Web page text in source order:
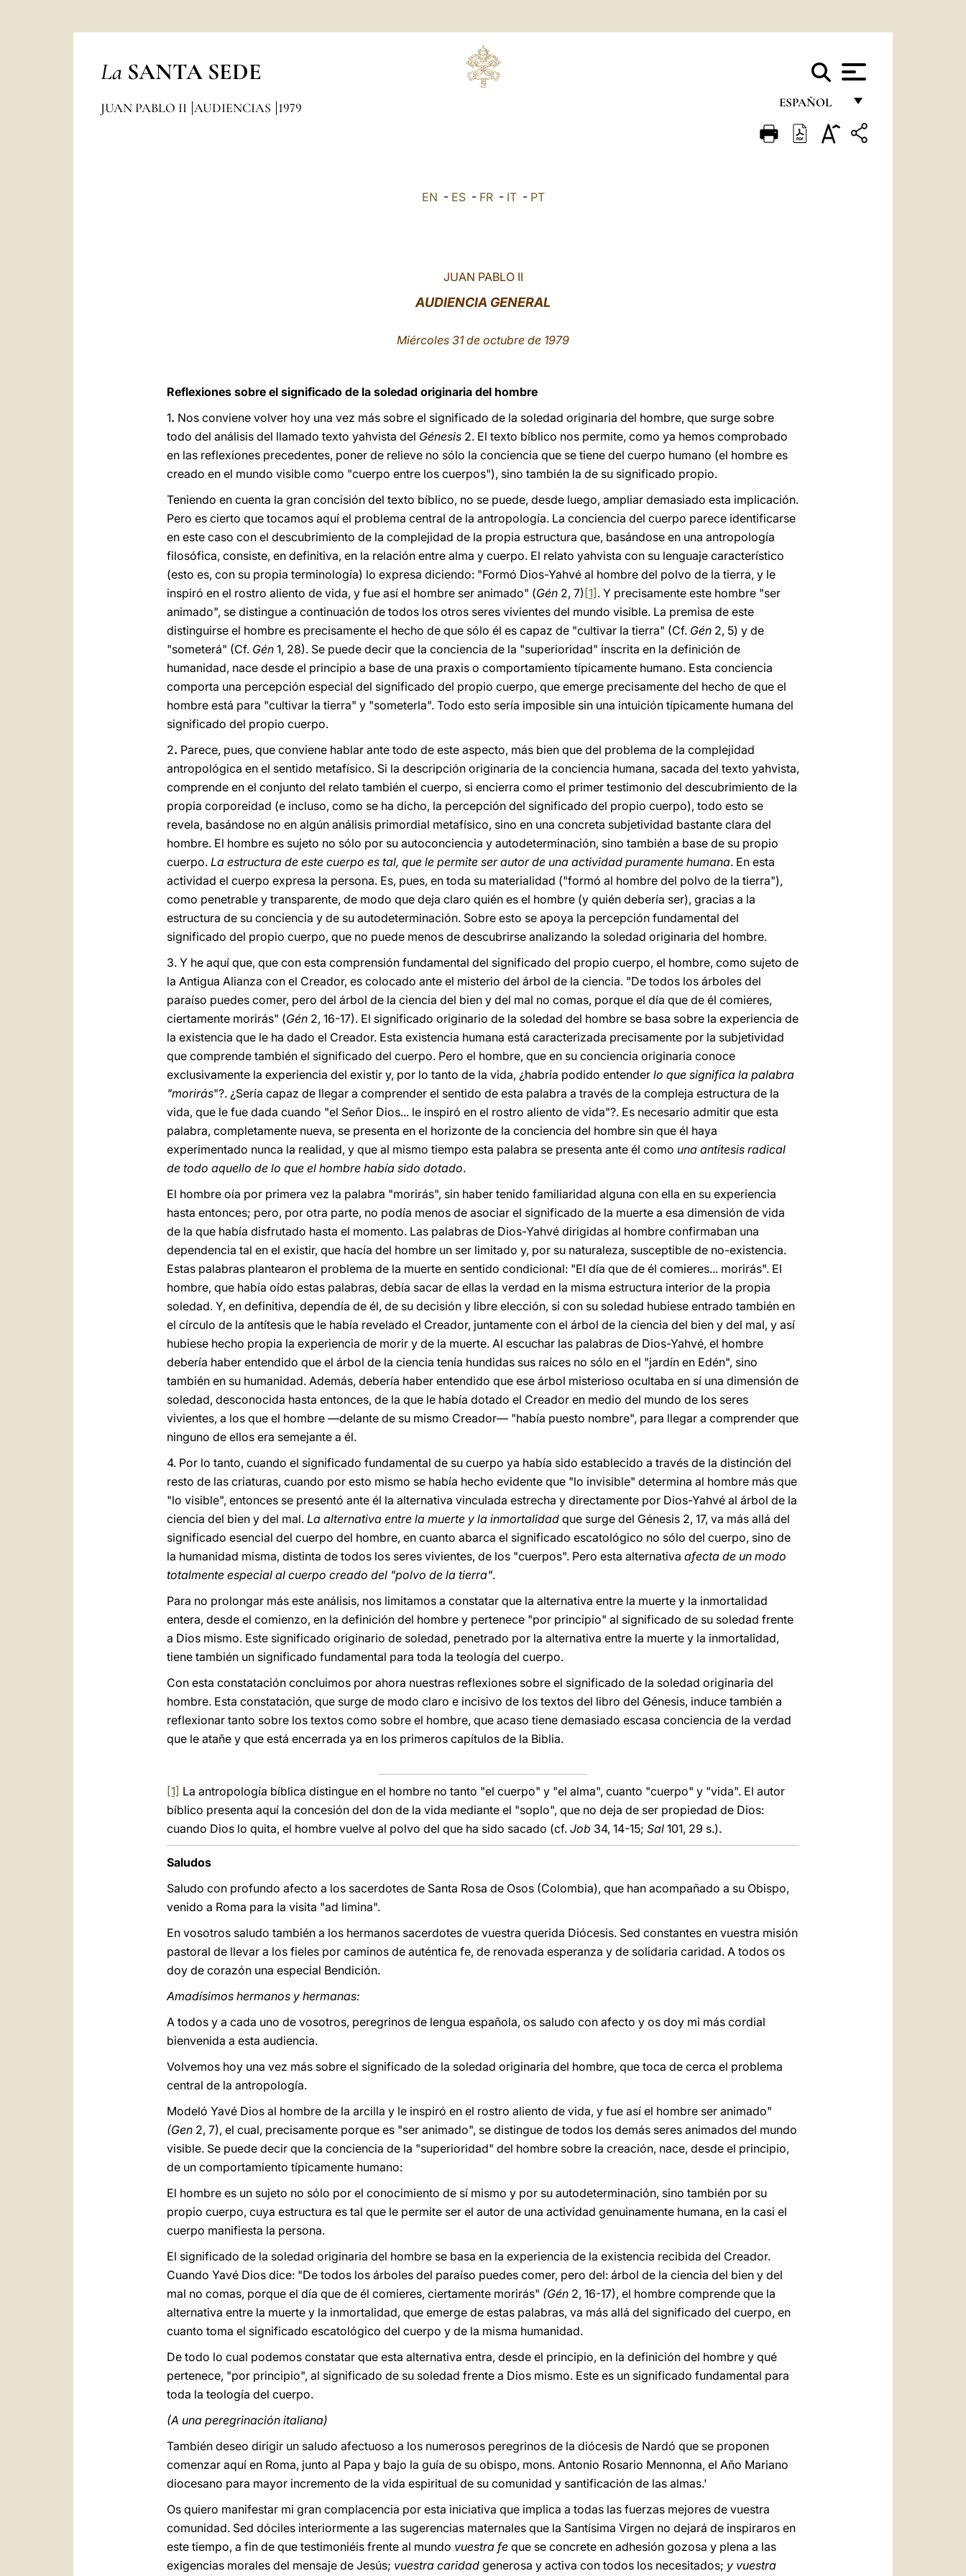
La SANTA SEDE
ESPAÑOL
FRANÇAIS
JUAN PABLO II AUDIENCIAS 1979
EN - ES- FR- IT- PT
JUAN PABLO II
AUDIENCIA GENERAL
Miércoles 31 de octubre de 1979
Reflexiones sobre el significado de la soledad originaria del hombre
1. Nos conviene volver hoy una vez más sobre el significado de la soledad originaria del hombre, que surge sobre
todo del análisis del llamado texto yahvista del Génesis 2. El texto bíblico nos permite, como ya hemos comprobado
en las reflexiones precedentes, poner de relieve no sólo la conciencia que se tiene del cuerpo humano (el hombre es
creado en el mundo visible como "cuerpo entre los cuerpos"), sino también la de su significado propio.
Teniendo en cuenta la gran concisión del texto bíblico, no se puede, desde luego, ampliar demasiado esta implicación.
Pero es cierto que tocamos aquí el problema central de la antropología. La conciencia del cuerpo parece identificarse
en este caso con el descubrimiento de la complejidad de la propia estructura que, basándose en una antropología
filosófica, consiste, en definitiva, en la relación entre alma y cuerpo. El relato yahvista con su lenguaje característico
(esto es, con su propia terminología) lo expresa diciendo: "Formó Dios-Yahvé al hombre del polvo de la tierra, y le
inspiró en el rostro aliento de vida, y fue así el hombre ser animado" (Gén 2, 7) [1] . Y precisamente este hombre "ser
animado", se distingue a continuación de todos los otros seres vivientes del mundo visible. La premisa de este
distinguirse el hombre es precisamente el hecho de que sólo él es capaz de "cultivar la tierra" (Cf. Gén 2, 5) y de
"someterá" (Cf. Gén 1, 28). Se puede decir que la conciencia de la "superioridad" inscrita en la definición de
humanidad, nace desde el principio a base de una praxis o comportamiento típicamente humano. Esta conciencia
comporta una percepción especial del significado del propio cuerpo, que emerge precisamente del hecho de que el
hombre está para "cultivar la tierra" y "someterla". Todo esto sería imposible sin una intuición típicamente humana del
significado del propio cuerpo.
2. Parece, pues, que conviene hablar ante todo de este aspecto, más bien que del problema de la complejidad
antropológica en el sentido metafísico. Si la descripción originaria de la conciencia humana, sacada del texto yahvista,
comprende en el conjunto del relato también el cuerpo, si encierra como el primer testimonio del descubrimiento de la
propia corporeidad (e incluso, como se ha dicho, la percepción del significado del propio cuerpo), todo esto se
revela, basándose no en algún análisis primordial metafísico, sino en una concreta subjetividad bastante clara del
hombre. El hombre es sujeto no sólo por su autoconciencia y autodeterminación, sino también a base de su propio
cuerpo. La estructura de este cuerpo es tal, que le permite ser autor de una actividad puramente humana. En esta
actividad el cuerpo expresa la persona. Es, pues, en toda su materialidad ("formó al hombre del polvo de la tierra"),
como penetrable y transparente, de modo que deja claro quién es el hombre (y quién debería ser), gracias a la
estructura de su conciencia y de su autodeterminación. Sobre esto se apoya la percepción fundamental del
significado del propio cuerpo, que no puede menos de descubrirse analizando la soledad originaria del hombre.
3. Y he aquí que, que con esta comprensión fundamental del significado del propio cuerpo, el hombre, como sujeto de
la Antigua Alianza con el Creador, es colocado ante el misterio del árbol de la ciencia. "De todos los árboles del
paraíso puedes comer, pero del árbol de la ciencia del bien y del mal no comas, porque el día que de él comieres,
ciertamente morirás" (Gén 2, 16-17). El significado originario de la soledad del hombre se basa sobre la experiencia de
la existencia que le ha dado el Creador. Esta existencia humana está caracterizada precisamente por la subjetividad
que comprende también el significado del cuerpo. Pero el hombre, que en su conciencia originaria conoce
exclusivamente la experiencia del existir y, por lo tanto de la vida, ¿habría podido entender lo que significa la palabra
"morirás"?. ¿Sería capaz de llegar a comprender el sentido de esta palabra a través de la compleja estructura de la
vida, que le fue dada cuando "el Señor Dios... le inspiró en el rostro aliento de vida"?. Es necesario admitir que esta
palabra, completamente nueva, se presenta en el horizonte de la conciencia del hombre sin que él haya
experimentado nunca la realidad, y que al mismo tiempo esta palabra se presenta ante él como una antítesis radical
de todo aquello de lo que el hombre había sido dotado.
El hombre oía por primera vez la palabra "morirás", sin haber tenido familiaridad alguna con ella en su experiencia
hasta entonces; pero, por otra parte, no podía menos de asociar el significado de la muerte a esa dimensión de vida
de la que había disfrutado hasta el momento. Las palabras de Dios-Yahvé dirigidas al hombre confirmaban una
dependencia tal en el existir, que hacía del hombre un ser limitado y, por su naturaleza, susceptible de no-existencia.
Estas palabras plantearon el problema de la muerte en sentido condicional: "El día que de él comieres... morirás". El
hombre, que había oído estas palabras, debía sacar de ellas la verdad en la misma estructura interior de la propia
soledad. Y, en definitiva, dependía de él, de su decisión y libre elección, si con su soledad hubiese entrado también en
el círculo de la antítesis que le había revelado el Creador, juntamente con el árbol de la ciencia del bien y del mal, y así
hubiese hecho propia la experiencia de morir y de la muerte. Al escuchar las palabras de Dios-Yahvé, el hombre
debería haber entendido que el árbol de la ciencia tenía hundidas sus raíces no sólo en el "jardín en Edén", sino
también en su humanidad. Además, debería haber entendido que ese árbol misterioso ocultaba en sí una dimensión de
soledad, desconocida hasta entonces, de la que le había dotado el Creador en medio del mundo de los seres
vivientes, a los que el hombre —delante de su mismo Creador— "había puesto nombre", para llegar a comprender que
ninguno de ellos era semejante a él.
4. Por lo tanto, cuando el significado fundamental de su cuerpo ya había sido establecido a través de la distinción del
resto de las criaturas, cuando por esto mismo se había hecho evidente que "lo invisible" determina al hombre más que
"lo visible", entonces se presentó ante él la alternativa vinculada estrecha y directamente por Dios-Yahvé al árbol de la
ciencia del bien y del mal. La alternativa entre la muerte y la inmortalidad que surge del Génesis 2, 17, va más allá del
significado esencial del cuerpo del hombre, en cuanto abarca el significado escatológico no sólo del cuerpo, sino de
la humanidad misma, distinta de todos los seres vivientes, de los "cuerpos". Pero esta alternativa afecta de un modo
totalmente especial al cuerpo creado del "polvo de la tierra".
Para no prolongar más este análisis, nos limitamos a constatar que la alternativa entre la muerte y la inmortalidad
entera, desde el comienzo, en la definición del hombre y pertenece "por principio" al significado de su soledad frente
a Dios mismo. Este significado originario de soledad, penetrado por la alternativa entre la muerte y la inmortalidad,
tiene también un significado fundamental para toda la teología del cuerpo.
Con esta constatación concluimos por ahora nuestras reflexiones sobre el significado de la soledad originaria del
hombre. Esta constatación, que surge de modo claro e incisivo de los textos del libro del Génesis, induce también a
reflexionar tanto sobre los textos como sobre el hombre, que acaso tiene demasiado escasa conciencia de la verdad
que le atañe y que está encerrada ya en los primeros capítulos de la Biblia.
[1] La antropología bíblica distingue en el hombre no tanto "el cuerpo" y "el alma", cuanto "cuerpo" y "vida". El autor
bíblico presenta aquí la concesión del don de la vida mediante el "soplo", que no deja de ser propiedad de Dios:
cuando Dios lo quita, el hombre vuelve al polvo del que ha sido sacado (cf. Job 34, 14-15; Sal 101, 29 s.).
Saludos
Saludo con profundo afecto a los sacerdotes de Santa Rosa de Osos (Colombia), que han acompañado a su Obispo,
venido a Roma para la visita "ad limina".
En vosotros saludo también a los hermanos sacerdotes de vuestra querida Diócesis. Sed constantes en vuestra misión
pastoral de llevar a los fieles por caminos de auténtica fe, de renovada esperanza y de solidaria caridad. A todos os
doy de corazón una especial Bendición.
Amadísimos hermanos y hermanas:
A todos y a cada uno de vosotros, peregrinos de lengua española, os saludo con afecto y os doy mi más cordial
bienvenida a esta audiencia.
Volvemos hoy una vez más sobre el significado de la soledad originaria del hombre, que toca de cerca el problema
central de la antropología.
Modeló Yavé Dios al hombre de la arcilla y le inspiró en el rostro aliento de vida, y fue así el hombre ser animado"
(Gen 2, 7), el cual, precisamente porque es "ser animado", se distingue de todos los demás seres animados del mundo
visible. Se puede decir que la conciencia de la "superioridad" del hombre sobre la creación, nace, desde el principio,
de un comportamiento típicamente humano:
El hombre es un sujeto no sólo por el conocimiento de sí mismo y por su autodeterminación, sino también por su
propio cuerpo, cuya estructura es tal que le permite ser el autor de una actividad genuinamente humana, en la casi el
cuerpo manifiesta la persona.
El significado de la soledad originaria del hombre se basa en la experiencia de la existencia recibida del Creador.
Cuando Yavé Dios dice: "De todos los árboles del paraíso puedes comer, pero del: árbol de la ciencia del bien y del
mal no comas, porque el día que de él comieres, ciertamente morirás" (Gén 2, 16-17), el hombre comprende que la
alternativa entre la muerte y la inmortalidad, que emerge de estas palabras, va más allá del significado del cuerpo, en
cuanto toma el significado escatológico del cuerpo y de la misma humanidad.
De todo lo cual podemos constatar que esta alternativa entra, desde el principio, en la definición del hombre y qué
pertenece, "por principio", al significado de su soledad frente a Dios mismo. Este es un significado fundamental para
toda la teología del cuerpo.
(A una peregrinación italiana)
También deseo dirigir un saludo afectuoso a los numerosos peregrinos de la diócesis de Nardó que se proponen
comenzar aquí en Roma, junto al Papa y bajo la guía de su obispo, mons. Antonio Rosario Mennonna, el Año Mariano
diocesano para mayor incremento de la vida espiritual de su comunidad y santificación de las almas.'
Os quiero manifestar mi gran complacencia por esta iniciativa que implica a todas las fuerzas mejores de vuestra
comunidad. Sed dóciles interiormente a las sugerencias maternales que la Santísima Virgen no dejará de inspiraros en
este tiempo, a fin de que testimoniéis frente al mundo vuestra fe que se concrete en adhesión gozosa y plena a las
exigencias morales del mensaje de Jesús; vuestra caridad generosa y activa con todos los necesitados; y vuestra